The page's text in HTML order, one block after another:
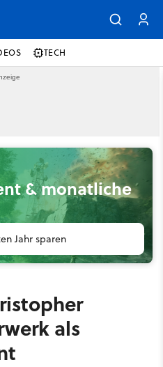
TECH
& monatliche
Jahr sparen
als